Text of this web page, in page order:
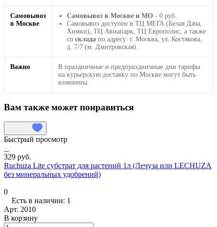
Самовывоз
в Москве
Самовывоз в Москве и МО - 0 руб.
Самовывоз доступен в ТЦ МЕГА (Белая Дача,
Химки), ТЦ Авиапарк, ТЦ Европолис, а также
со склада по адресу: г. Москва, ул. Костякова,
д. 7/7 (м. Дмитровская).
Важно
В праздничные и предпраздничные дни тарифы
на курьерскую доставку по Москве могут быть
изменены.
Вам также может понравиться
Быстрый просмотр
329 руб.
Ruchuza Lite субстрат для растений 1л (Лечуза или LECHUZA
без минеральных удобрений)
0
Есть в наличии: 1
Арт. 2010
В корзину